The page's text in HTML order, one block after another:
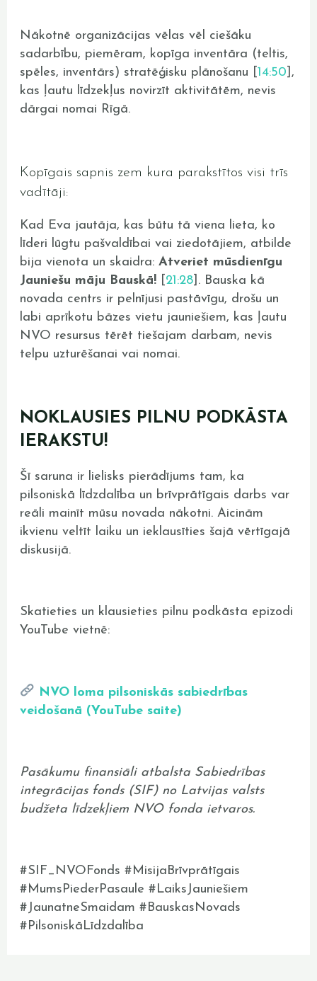
Nākotnē organizācijas vēlas vēl ciešāku
sadarbību, piemēram, kopīga inventāra (teltis,
spēles, inventārs) stratēģisku plānošanu [14:50 ],
kas ļautu līdzekļus novirzīt aktivitātēm, nevis
dārgai nomai Rīgā.
Kopīgais sapnis zem kura parakstītos visi trīs
vadītāji:
Kad Eva jautāja, kas būtu tā viena lieta, ko
līderi lūgtu pašvaldībai vai ziedotājiem, atbilde
bija vienota un skaidra:Atveriet mūsdienīgu
Jauniešu māju Bauskā!
21:28 ]. Bauska kā
novada centrs ir pelnījusi pastāvīgu, drošu un
labi aprīkotu bāzes vietu jauniešiem, kas ļautu
NVO resursus tērēt tiešajam darbam, nevis
telpu uzturēšanai vai nomai.
NOKLAUSIES PILNU PODKĀSTA
IERAKSTU!
Šī saruna ir lielisks pierādījums tam, ka
pilsoniskā līdzdalība un brīvprātīgais darbs var
reāli mainīt mūsu novada nākotni. Aicinām
ikvienu veltīt laiku un ieklausīties šajā vērtīgajā
diskusijā.
Skatieties un klausieties pilnu podkāsta epizodi
YouTube vietnē:
NVO loma pilsoniskās sabiedrības
veidošanā (YouTube saite)
Pasākumu finansiāli atbalsta Sabiedrības
integrācijas fonds (SIF) no Latvijas valsts
budžeta līdzekļiem NVO fonda ietvaros.
#SIF_NVOFonds #MisijaBrīvprātīgais
#MumsPiederPasaule #LaiksJauniešiem
#JaunatneSmaidam #BauskasNovads
#PilsoniskāLīdzdalība